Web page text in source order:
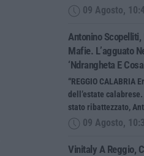
09 Agosto,
Antonino Scopelliti,
Mafie. L’agguato
‘ndrangheta E
“REGGIO CALABRIA
dell’estate
stato ribattezzato,
09 Agosto,
Vinitaly A Reggio,